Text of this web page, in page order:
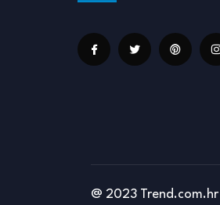
@ 2023 Trend.com.hr